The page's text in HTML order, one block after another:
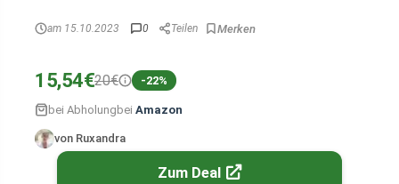
am 15.10.2023 0 Teilen
15,54€20€ -22%
bei Abholung bei Amazon
von Ruxandra
Zum Deal